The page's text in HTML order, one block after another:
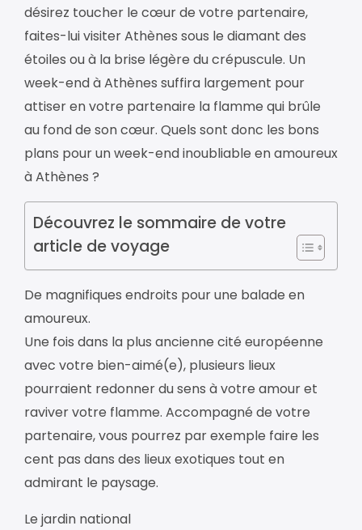
désirez toucher le cœur de votre partenaire,
faites-lui visiter Athènes sous le diamant des
étoiles ou à la brise légère du crépuscule. Un
week-end à Athènes suffira largement pour
attiser en votre partenaire la flamme qui brûle
au fond de son cœur. Quels sont donc les bons
plans pour un week-end inoubliable en amoureux
à Athènes ?
Découvrez le sommaire de votre
article de voyage
De magnifiques endroits pour une balade en
amoureux.
Une fois dans la plus ancienne cité européenne
avec votre bien-aimé(e), plusieurs lieux
pourraient redonner du sens à votre amour et
raviver votre flamme. Accompagné de votre
partenaire, vous pourrez par exemple faire les
cent pas dans des lieux exotiques tout en
admirant le paysage.
Le jardin national